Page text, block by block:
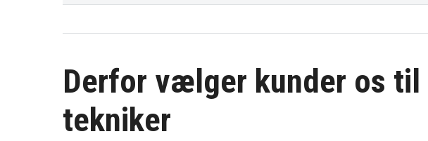
Derfor vælger kunder os til
tekniker